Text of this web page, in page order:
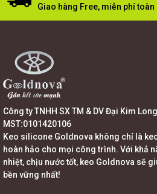
Giao hàng Free, miễn phí toàn
Công ty TNHH SX TM & DV Đại Kim Long
MST:0101420106
Keo silicone Goldnova không chỉ là
hoàn hảo cho mọi công trình. Với khả
nhiệt, chịu nước tốt, keo Goldnova sẽ
bền vững nhất!